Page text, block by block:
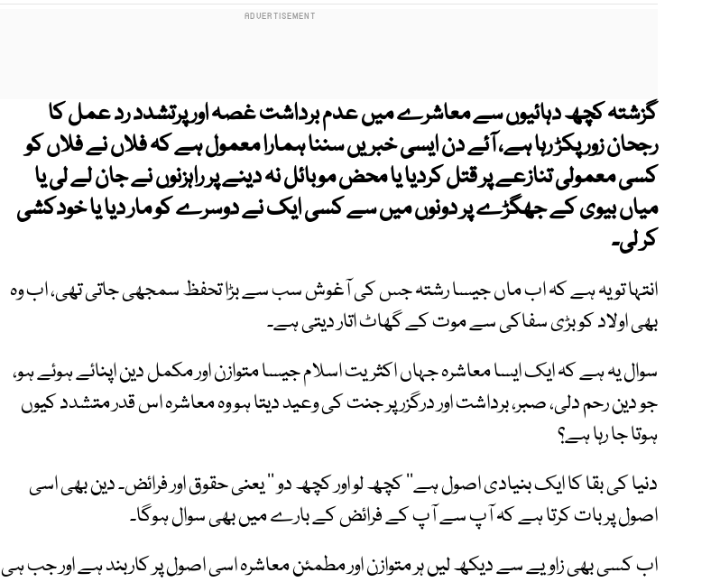
گزشتہ کچھ دہائیوں سے معاشرے میں عدم برداشت غصہ اور پرتشدد رد عمل کا
رجحان زور پکڑ رہا ہے، آئے دن ایسی خبریں سننا ہمارا معمول ہے کہ فلاں نے فلاں کو
کسی معمولی تنازعے پر قتل کردیا یا محض موبائل نہ دینے پر راہزنوں نے جان لے لی یا
میاں بیوی کے جھگڑے پر دونوں میں سے کسی ایک نے دوسرے کو مار دیا یا خودکشی
کر لی۔
انتہا تو یہ ہے کہ اب ماں جیسا رشتہ جس کی آغوش سب سے بڑا تحفظ سمجھی جاتی تھی، اب وہ
بھی اولاد کو بڑی سفاکی سے موت کے گھاٹ اتار دیتی ہے۔
سوال یہ ہے کہ ایک ایسا معاشرہ جہاں اکثریت اسلام جیسا متوازن اور مکمل دین اپنائے ہوئے ہو،
جو دین رحم دلی، صبر، برداشت اور درگزر پر جنت کی وعید دیتا ہو وہ معاشرہ اس قدر متشدد کیوں
ہوتا جا رہا ہے؟
دنیا کی بقا کا ایک بنیادی اصول ہے’’ کچھ لو اور کچھ دو ‘‘ یعنی حقوق اور فرائض۔ دین بھی اسی
اصول پر بات کرتا ہے کہ آپ سے آپ کے فرائض کے بارے میں بھی سوال ہوگا۔
اب کسی بھی زاویے سے دیکھ لیں ہر متوازن اور مطمئن معاشرہ اسی اصول پر کاربند ہے اور جب ہی